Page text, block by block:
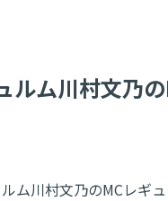
ム川村文乃
ム川村文乃のMCレギ